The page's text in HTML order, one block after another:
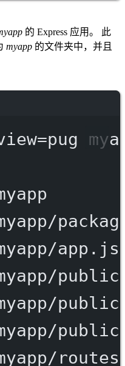
的 Express 应用。 此
myapp 的文件夹中，并且
app.js
public
routes